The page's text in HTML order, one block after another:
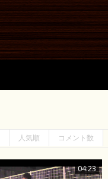
人気順 コメント数
04:23